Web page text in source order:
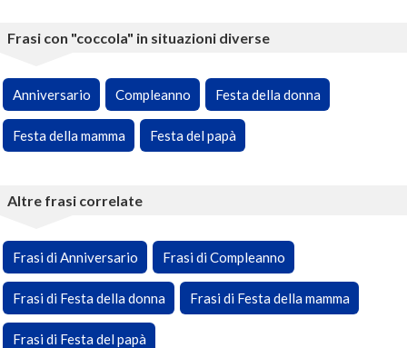
Frasi con "coccola" in situazioni diverse
Anniversario Compleanno Festa della donna
Festa della mamma Festa del papà
Altre frasi correlate
Frasi di Anniversario Frasi di Compleanno
Frasi di Festa della donna Frasi di Festa della mamma
Frasi di Festa del papà